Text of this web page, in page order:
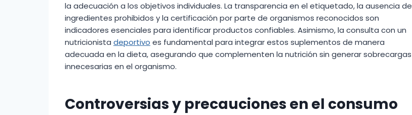
la adecuación a los objetivos individuales. La transparencia en el etiquetado, la ausencia de
ingredientes prohibidos y la certificación por parte de organismos reconocidos son
indicadores esenciales para identificar productos confiables. Asimismo, la consulta con un
nutricionista deportivo es fundamental para integrar estos suplementos de manera
adecuada en la dieta, asegurando que complementen la nutrición sin generar sobrecargas
innecesarias en el organismo.
Controversias y precauciones en el consumo